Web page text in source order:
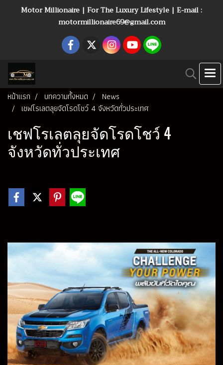
Motor Millionaire | For The Luxury Lifestyle | E-mail :
motormillionaire69@gmail.com
หน้าแรก บทความทั้งหมด
News
เชฟโรเลตลุยจัดโรดโชว์ 4 จังหวัดทั่วประเทศ
เชฟโรเลตลุยจัดโรดโชว์ 4
จังหวัดทั่วประเทศ